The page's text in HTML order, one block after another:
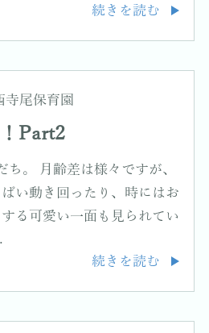
続きを読む
寺尾保育園
Part2
ち。 月齢差は様々ですが、
い動き回ったり、時にはお
る可愛い一面も見られてい
続きを読む